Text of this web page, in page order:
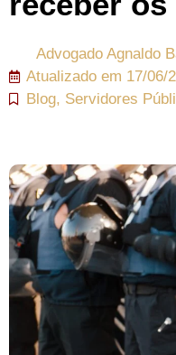
Advogado Agnaldo
Atualizado em 17/06/
Blog, Servidores